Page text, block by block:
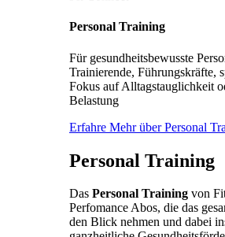
Personal Training
Für gesundheitsbewusste
Trainierende, Führungskräfte,
Fokus auf Alltagstauglichkeit
Belastung
Erfahre Mehr über Personal
Personal Training
Das Personal Training von
Perfomance Abos, die das
den Blick nehmen und dabei